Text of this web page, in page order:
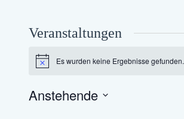
Veranstaltungen
HinweisEs wurden keine Ergebnisse gefunden.
Anstehende